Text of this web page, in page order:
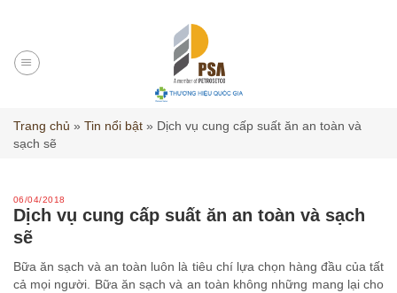
content
Trang chủ » Tin nổi bật » Dịch vụ cung cấp suất ăn an toàn và
sạch sẽ
06/04/2018
Dịch vụ cung cấp suất ăn an toàn và sạch
sẽ
Bữa ăn sạch và an toàn luôn là tiêu chí lựa chọn hàng đầu của tất
cả mọi người. Bữa ăn sạch và an toàn không những mang lại cho